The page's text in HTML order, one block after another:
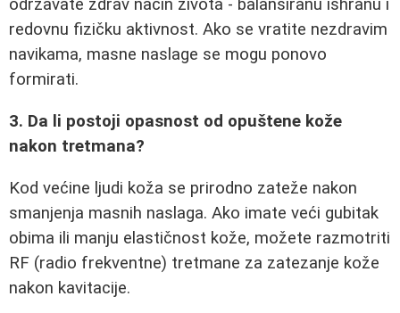
održavate zdrav način života - balansiranu ishranu i
redovnu fizičku aktivnost. Ako se vratite nezdravim
navikama, masne naslage se mogu ponovo
formirati.
3. Da li postoji opasnost od opuštene kože
nakon tretmana?
Kod većine ljudi koža se prirodno zateže nakon
smanjenja masnih naslaga. Ako imate veći gubitak
obima ili manju elastičnost kože, možete razmotriti
RF (radio frekventne) tretmane za zatezanje kože
nakon kavitacije.